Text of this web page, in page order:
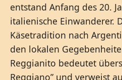
entstand Anfang des 20.
italienische Einwanderer.
Käsetradition nach
den lokalen
Reggianito bedeutet
Reggiano” und verweist